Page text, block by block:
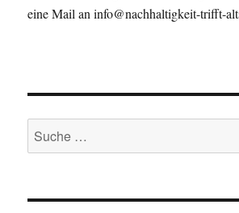
eine Mail an info@nachhaltigkeit-trifft-
Suche
nach: